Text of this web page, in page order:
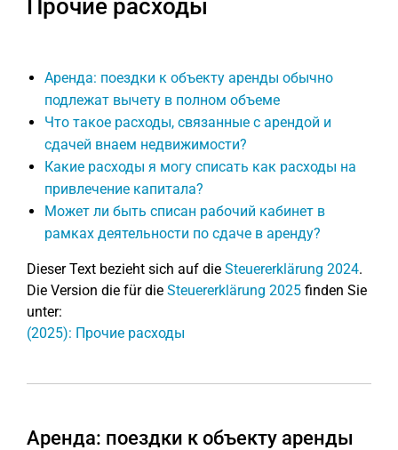
Прочие расходы
Аренда: поездки к объекту аренды обычно
подлежат вычету в полном объеме
Что такое расходы, связанные с арендой и
сдачей внаем недвижимости?
Какие расходы я могу списать как расходы на
привлечение капитала?
Может ли быть списан рабочий кабинет в
рамках деятельности по сдаче в аренду?
Dieser Text bezieht sich auf die Steuererklärung 2024.
Die Version die für die Steuererklärung 2025 finden Sie
unter:
(2025): Прочие расходы
Аренда: поездки к объекту аренды